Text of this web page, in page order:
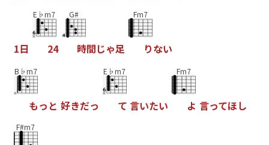
1日
E♭m7
24
G#
時間じゃ足
Fm7
りない
B♭m7
もっ と 好きだっ
E♭m7
て 言いたい
Fm7
よ 言ってほし
F#m7